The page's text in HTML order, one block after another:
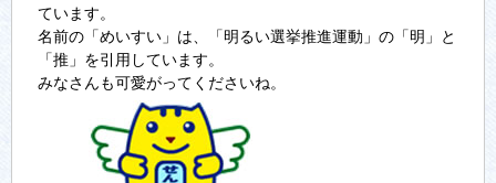
ています。
名前の「めいすい」は、「明るい選挙推進運動」の「明」と
「推」を引用しています。
みなさんも可愛がってくださいね。